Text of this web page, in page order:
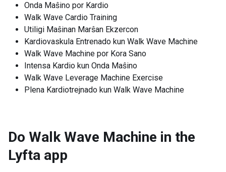
Onda Maŝino por Kardio
Walk Wave Cardio Training
Utiligi Maŝinan Marŝan Ekzercon
Kardiovaskula Entrenado kun Walk Wave Machine
Walk Wave Machine por Kora Sano
Intensa Kardio kun Onda Maŝino
Walk Wave Leverage Machine Exercise
Plena Kardiotrejnado kun Walk Wave Machine
Do Walk Wave Machine in the
Lyfta app